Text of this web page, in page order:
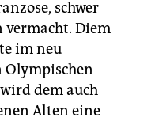
schwer
vermacht. Diem
im neu
dem auch
Alten eine